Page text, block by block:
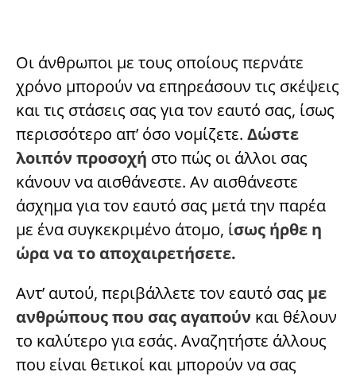
Οι άνθρωποι με τους οποίους περνάτε
χρόνο μπορούν να επηρεάσουν τις σκέψεις
και τις στάσεις σας για τον εαυτό σας, ίσως
περισσότερο απ’ όσο νομίζετε. Δώστε
λοιπόν προσοχή στο πώς οι άλλοι σας
κάνουν να αισθάνεστε. Αν αισθάνεστε
άσχημα για τον εαυτό σας μετά την παρέα
με ένα συγκεκριμένο άτομο, ίσως ήρθε η
ώρα να το αποχαιρετήσετε.
Αντ’ αυτού, περιβάλλετε τον εαυτό σας με
ανθρώπους που σας αγαπούν και θέλουν
το καλύτερο για εσάς. Αναζητήστε άλλους
που είναι θετικοί και μπορούν να σας